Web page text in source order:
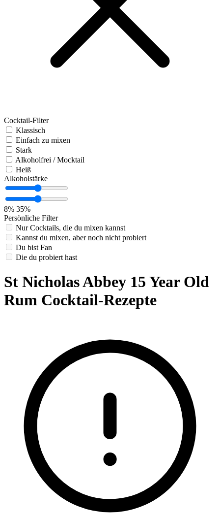
Cocktail-Filter
Klassisch
Einfach zu mixen
Stark
Alkoholfrei / Mocktail
Heiß
Alkoholstärke
8% 35%
Persönliche Filter
Nur Cocktails, die du mixen kannst
Kannst du mixen, aber noch nicht probiert
Du bist Fan
Die du probiert hast
St Nicholas Abbey 15 Year Old
Rum Cocktail-Rezepte